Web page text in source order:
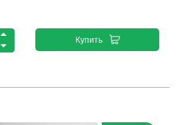
Купить